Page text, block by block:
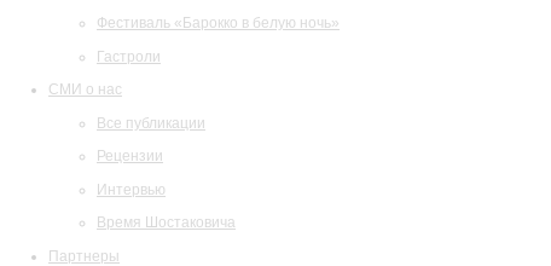
Фестиваль «Барокко в белую ночь»
Гастроли
СМИ о нас
Все публикации
Рецензии
Интервью
Время Шостаковича
Партнеры